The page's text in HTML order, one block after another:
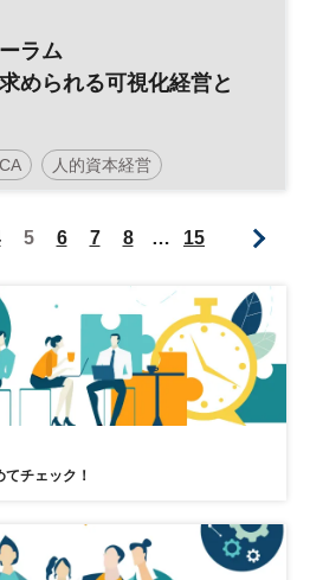
ラム
められる可視化経営と
人的資本経営
5 6 7 8 … 15
チェック！